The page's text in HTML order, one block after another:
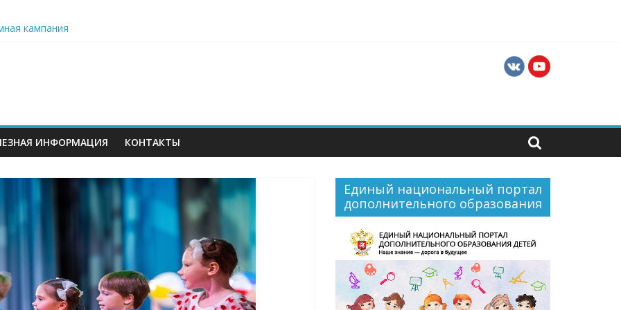
цветов»
образования: значение данных и проблемы их формирования
серию бесплатных образовательных вебинаров для педагогов и руководителей хореографических
ИНФОРМАЦИЯ КОНТАКТЫ
Единый национальный портал
дополнительного образования